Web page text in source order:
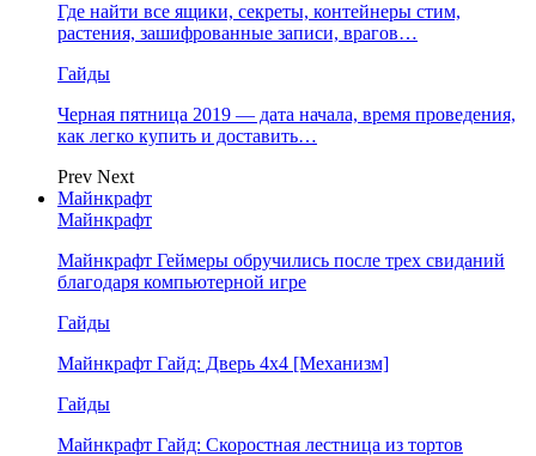
Где найти все ящики, секреты, контейнеры стим,
растения, зашифрованные записи, врагов…
Гайды
Черная пятница 2019 — дата начала, время проведения,
как легко купить и доставить…
Prev Next
Майнкрафт
Майнкрафт
Майнкрафт Геймеры обручились после трех свиданий
благодаря компьютерной игре
Гайды
Майнкрафт Гайд: Дверь 4х4 [Механизм]
Гайды
Майнкрафт Гайд: Скоростная лестница из тортов